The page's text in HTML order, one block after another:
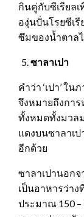
กินคู่กับซีเรียล
องุ่นปั่นโรยซีเ
ซึมของน้ำตาล
ซาลาเปา
คำว่า ‘เปา’ ใ
จึงหมายถึงกา
ทั้งหมดทั้งมวล
แดงบนซาลาเ
อีกด้วย
ซาลาเปานอก
เป็นอาหารว่า
ประมาณ 150